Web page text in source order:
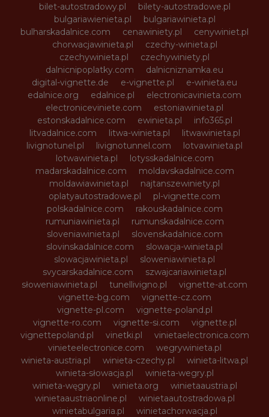
bilet-autostradowy.pl
bilety-autostradowe.pl
bulgariawienieta.pl
bulgariawinieta.pl
bulharskadalnice.com
cenawiniety.pl
cenywiniet.pl
chorwacjawinieta.pl
czechy-winieta.pl
czechywinieta.pl
czechywiniety.pl
dalnicnipoplatky.com
dalnicniznamka.eu
digital-vignette.de
e-vignette.pl
e-winieta.eu
edalnice.org
edalnice.pl
electronicavinieta.com
electroniceviniete.com
estoniawinieta.pl
estonskadalnice.com
ewinieta.pl
info365.pl
litvadalnice.com
litwa-winieta.pl
litwawinieta.pl
livignotunel.pl
livignotunnel.com
lotvawinieta.pl
lotwawinieta.pl
lotysskadalnice.com
madarskadalnice.com
moldavskadalnice.com
moldawiawinieta.pl
najtanszewiniety.pl
oplatyautostradowe.pl
pl-vignette.com
polskadalnice.com
rakouskadalnice.com
rumuniawinieta.pl
rumunskadalnice.com
sloveniawinieta.pl
slovenskadalnice.com
slovinskadalnice.com
slowacja-winieta.pl
slowacjawinieta.pl
sloweniawinieta.pl
svycarskadalnice.com
szwajcariawinieta.pl
słoweniawinieta.pl
tunellivigno.pl
vignette-at.com
vignette-bg.com
vignette-cz.com
vignette-pl.com
vignette-poland.pl
vignette-ro.com
vignette-si.com
vignette.pl
vignettepoland.pl
vinetki.pl
vinietaelectronica.com
vinieteelectronice.com
wegrywinieta.pl
winieta-austria.pl
winieta-czechy.pl
winieta-litwa.pl
winieta-słowacja.pl
winieta-wegry.pl
winieta-węgry.pl
winieta.org
winietaaustria.pl
winietaaustriaonline.pl
winietaautostradowa.pl
winietabulgaria.pl
winietachorwacja.pl